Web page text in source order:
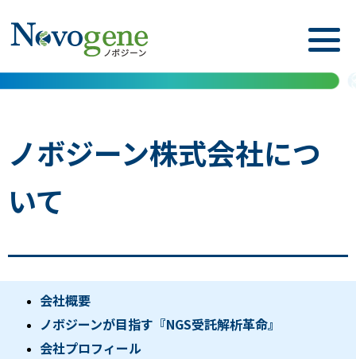
ノボジーン株式会社につ
いて
会社概要
ノボジーンが目指す『NGS受託解析革命』
会社プロフィール